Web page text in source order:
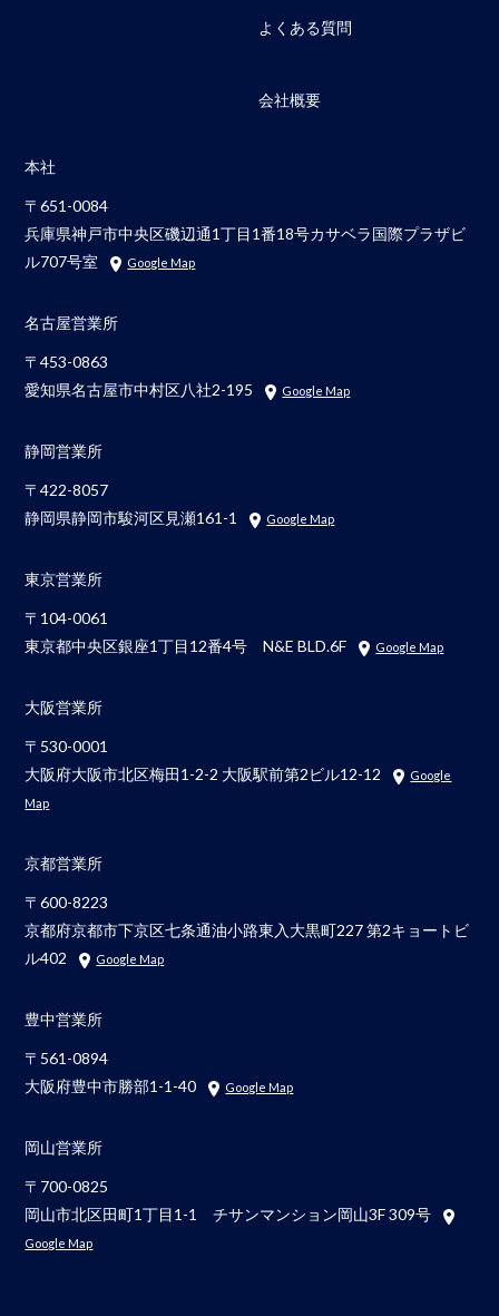
よくある質問
会社概要
本社
〒651-0084
兵庫県神戸市中央区磯辺通1丁目1番18号カサベラ国際プラザビ
ル707号室
Google Map
名古屋営業所
〒453-0863
愛知県名古屋市中村区八社2-195
Google Map
静岡営業所
〒422-8057
静岡県静岡市駿河区見瀬161-1
Google Map
東京営業所
〒104-0061
東京都中央区銀座1丁目12番4号 N&E BLD.6F
Google Map
大阪営業所
〒530-0001
大阪府大阪市北区梅田1-2-2 大阪駅前第2ビル12-12
Google
Map
京都営業所
〒600-8223
京都府京都市下京区七条通油小路東入大黒町227 第2キョートビ
ル402
Google Map
豊中営業所
〒561-0894
大阪府豊中市勝部1-1-40
Google Map
岡山営業所
〒700-0825
岡山市北区田町1丁目1-1 チサンマンション岡山3F 309号
Google Map